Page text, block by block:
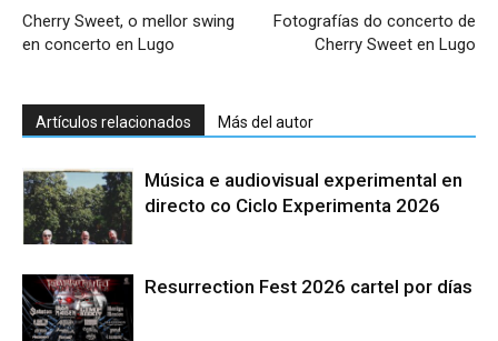
Cherry Sweet, o mellor swing
en concerto en Lugo
Fotografías do concerto de
Cherry Sweet en Lugo
Artículos relacionados Más del autor
Música e audiovisual experimental en
directo co Ciclo Experimenta 2026
Resurrection Fest 2026 cartel por días